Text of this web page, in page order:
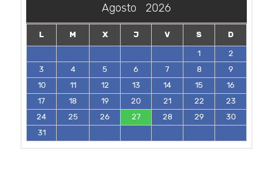
Agosto 2026
L M X J V S
D
1
2
3
4 5 6 7 8
9
10
11 12 13 14 15
16
17
18 19 20 21 22
23
24
25 26 27 28 29
30
31